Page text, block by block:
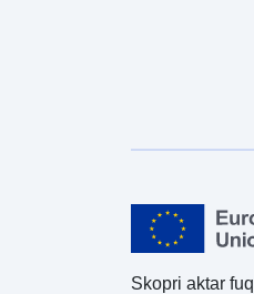
Skopri aktar fuq